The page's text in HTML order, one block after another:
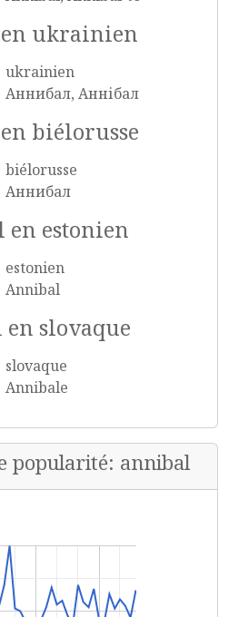
ukrainien
ukrainien
Аннибал, Аннібал
biélorusse
biélorusse
Аннибал
estonien
estonien
Annibal
slovaque
slovaque
Annibale
popularité: annibal